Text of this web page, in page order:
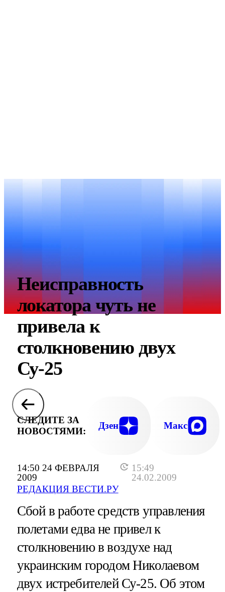
14:50 24 ФЕВРАЛЯ
2009
15:49
24.02.2009
РЕДАКЦИЯ ВЕСТИ.РУ
Неисправность
локатора чуть не
привела к
столкновению двух
Су-25
СЛЕДИТЕ ЗА
НОВОСТЯМИ:
Дзен Макс
Сбой в работе средств управления
полетами едва не привел к
столкновению в воздухе над
украинским городом Николаевом
двух истребителей Су-25. Об этом